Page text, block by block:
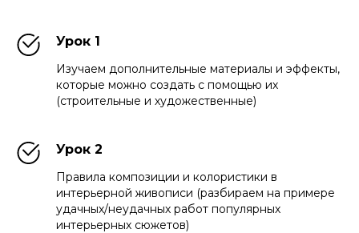
Урок 1
Изучаем дополнительные материалы и эффекты,
которые можно создать с помощью их
(строительные и художественные)
Урок 2
Правила композиции и колористики в
интерьерной живописи (разбираем на примере
удачных/неудачных работ популярных
интерьерных сюжетов)